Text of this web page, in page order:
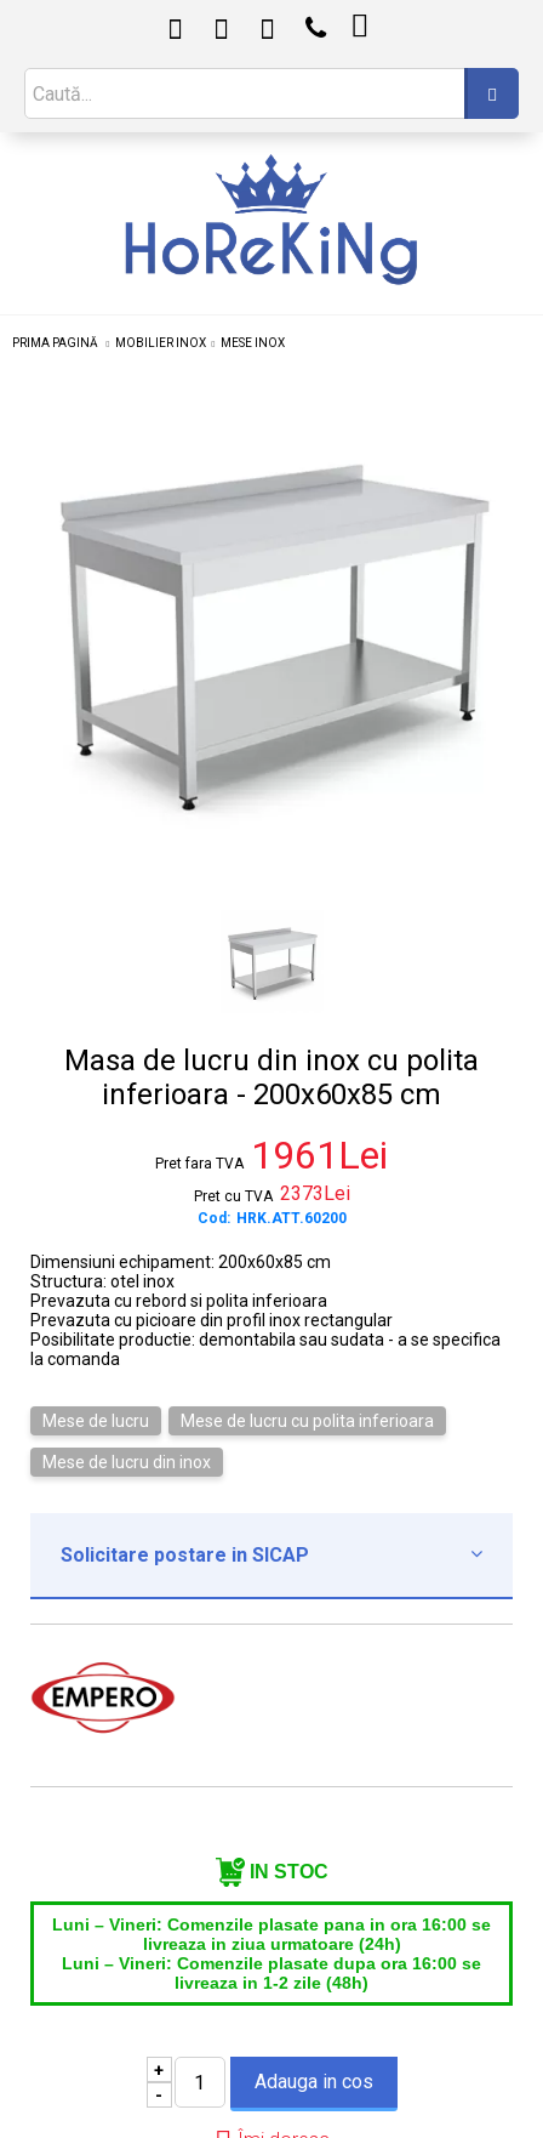

PRIMA PAGINĂ MOBILIER INOX MESE INOX
Masa de lucru din inox cu polita
inferioara - 200x60x85 cm
Pret fara TVA 1961Lei
Pret cu TVA 2373Lei
Cod: HRK.ATT.60200
Dimensiuni echipament: 200x60x85 cm
Structura: otel inox
Prevazuta cu rebord si polita inferioara
Prevazuta cu picioare din profil inox rectangular
Posibilitate productie: demontabila sau sudata - a se specifica
la comanda
Mese de lucru Mese de lucru cu polita inferioara
Mese de lucru din inox
Solicitare postare in SICAP 
Institutie*
Nume contact*
IN STOC
Luni – Vineri: Comenzile plasate pana in ora 16:00 se
livreaza in ziua urmatoare (24h)
Luni – Vineri: Comenzile plasate dupa ora 16:00 se
livreaza in 1-2 zile (48h)
+
-